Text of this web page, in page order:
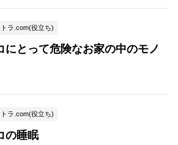
ラ.com(役立ち)
にとって危険なお家の中のモノ
ラ.com(役立ち)
の睡眠